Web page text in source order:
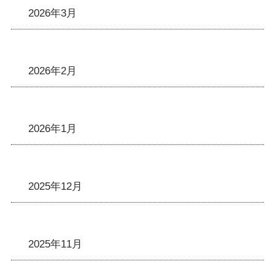
2026年3月
2026年2月
2026年1月
2025年12月
2025年11月